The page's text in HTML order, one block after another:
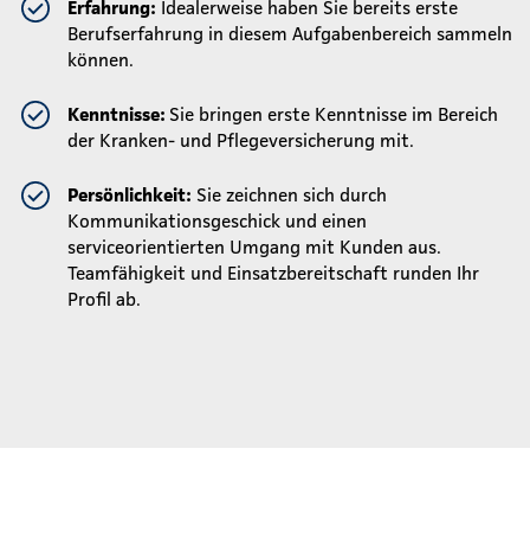
Erfahrung: Idealerweise haben Sie bereits erste
Berufserfahrung in diesem Aufgabenbereich sammeln
können.
Kenntnisse: Sie bringen erste Kenntnisse im Bereich
der Kranken- und Pflegeversicherung mit.
Persönlichkeit: Sie zeichnen sich durch
Kommunikationsgeschick und einen
serviceorientierten Umgang mit Kunden aus.
Teamfähigkeit und Einsatzbereitschaft runden Ihr
Profil ab.